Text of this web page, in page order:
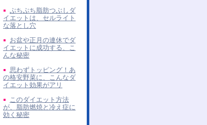
ぷちぷち脂肪つぶしダ
イエットは、セルライト
な落とし穴
お盆や正月の連休でダ
イエットに成功する、こ
んな秘密
思わずトッピング！あ
の格安野菜に、こんなダ
イエット効果がアリ
このダイエット方法
が、脂肪燃焼と冷え症に
効く秘密